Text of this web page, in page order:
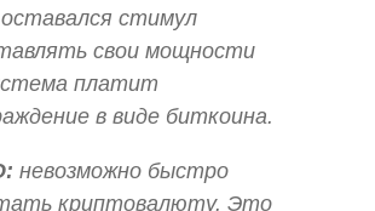
стимул
свои мощности
платит
в виде биткоина.
невозможно быстро
криптовалюту. Это